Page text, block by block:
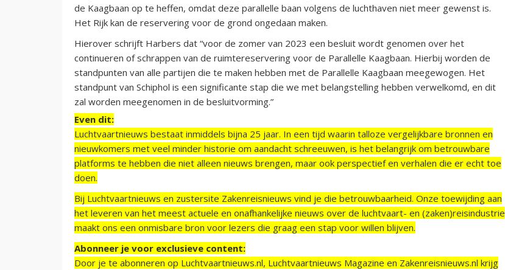
de Kaagbaan op te heffen, omdat deze parallelle baan volgens de luchthaven niet meer gewenst is.
Het Rijk kan de reservering voor de grond ongedaan maken.
Hierover schrijft Harbers dat “voor de zomer van 2023 een besluit wordt genomen over het
continueren of schrappen van de ruimtereservering voor de Parallelle Kaagbaan. Hierbij worden de
standpunten van alle partijen die te maken hebben met de Parallelle Kaagbaan meegewogen. Het
standpunt van Schiphol is een significante stap die we met belangstelling hebben verwelkomd, en dit
zal worden meegenomen in de besluitvorming.”
Even dit:
Luchtvaartnieuws bestaat inmiddels bijna 25 jaar. In een tijd waarin talloze vergelijkbare bronnen en
nieuwkomers met veel minder historie om aandacht schreeuwen, is het belangrijk om betrouwbare
platforms te hebben die niet alleen nieuws brengen, maar ook perspectief en verhalen die er echt toe
doen.
Bij Luchtvaartnieuws en zustersite Zakenreisnieuws vind je die betrouwbaarheid. Onze toewijding aan
het leveren van het meest actuele en onafhankelijke nieuws over de luchtvaart- en (zaken)reisindustrie
maakt ons een onmisbare bron voor lezers die graag een stap voor willen blijven.
Abonneer je voor exclusieve content:
Door je te abonneren op Luchtvaartnieuws.nl, Luchtvaartnieuws Magazine en Zakenreisnieuws.nl krijg